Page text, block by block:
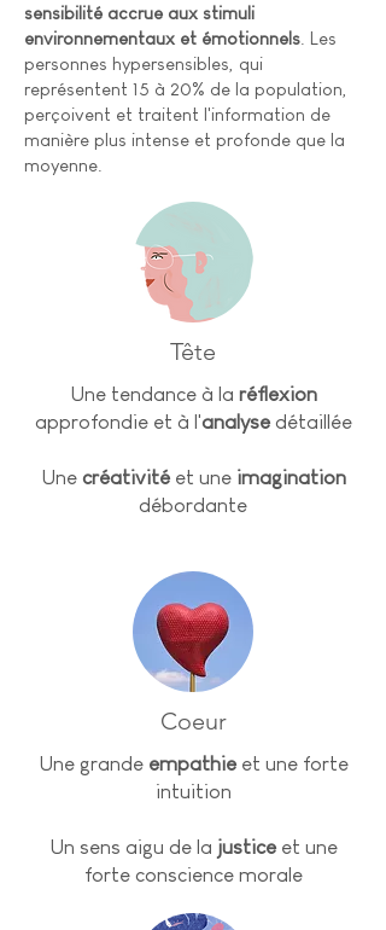
sensibilité accrue aux stimuli
environnementaux et émotionnels . Les
personnes hypersensibles, qui
représentent 15 à 20% de la population,
perçoivent et traitent l'information de
manière plus intense et profonde que la
moyenne.
Tête
Une tendance à la réflexion
approfondie et à l'analysedétaillée
Une créativitéet une imagination
débordante​​
Coeur
Une grande empathieet une forte
intuition
Un sens aigu de la justiceet une
forte conscience morale